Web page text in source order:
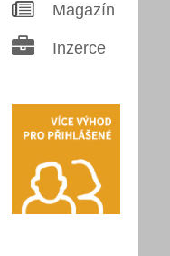
Magazín
Inzerce